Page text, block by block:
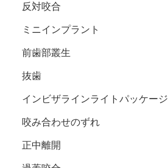
反対咬合
ミニインプラント
前歯部叢生
抜歯
インビザラインライトパッケージ
咬み合わせのずれ
正中離開